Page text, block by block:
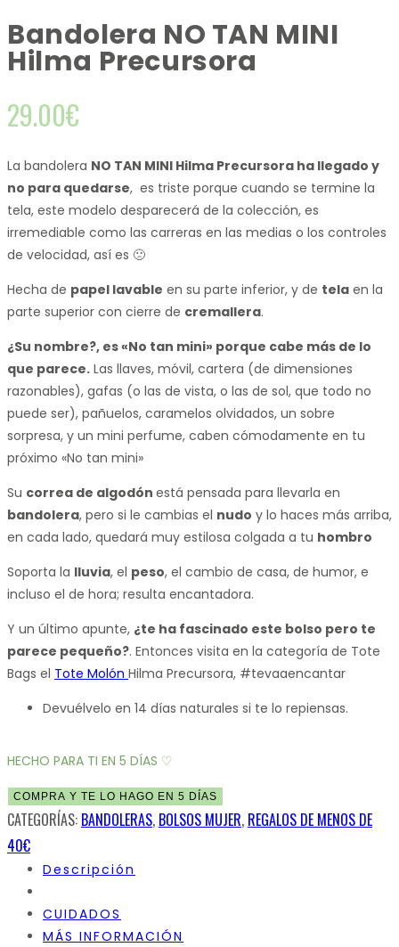
Bandolera NO TAN MINI
Hilma Precursora
29.00€
La bandolera NO TAN MINI Hilma Precursora ha llegado y
no para quedarse, es triste porque cuando se termine la
tela, este modelo desparecerá de la colección, es
irremediable como las carreras en las medias o los controles
de velocidad, así es 🙁
Hecha de papel lavable en su parte inferior, y de tela en la
parte superior con cierre de cremallera.
¿Su nombre?, es «No tan mini» porque cabe más de lo
que parece. Las llaves, móvil, cartera (de dimensiones
razonables), gafas (o las de vista, o las de sol, que todo no
puede ser), pañuelos, caramelos olvidados, un sobre
sorpresa, y un mini perfume, caben cómodamente en tu
próximo «No tan mini»
Su correa de algodón está pensada para llevarla en
bandolera, pero si le cambias el nudo y lo haces más arriba,
en cada lado, quedará muy estilosa colgada a tu hombro
Soporta la lluvia, el peso, el cambio de casa, de humor, e
incluso el de hora; resulta encantadora.
Y un último apunte, ¿te ha fascinado este bolso pero te
parece pequeño?. Entonces visita en la categoría de Tote
Bags el Tote Molón Hilma Precursora, #tevaaencantar
Devuélvelo en 14 días naturales si te lo repiensas.
HECHO PARA TI EN 5 DÍAS ♡
COMPRA Y TE LO HAGO EN 5 DÍAS
CATEGORÍAS: BANDOLERAS, BOLSOS MUJER, REGALOS DE MENOS DE
40€
Descripción
CUIDADOS
MÁS INFORMACIÓN